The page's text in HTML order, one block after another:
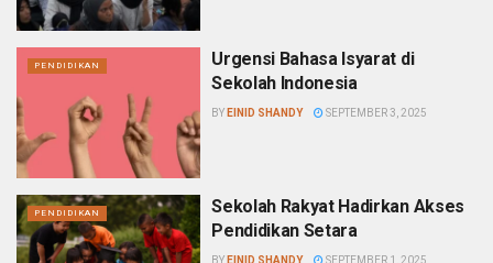
PENDIDIKAN
Urgensi Bahasa Isyarat di
Sekolah Indonesia
BY EINID SHANDY SEPTEMBER 3, 2025
PENDIDIKAN
Sekolah Rakyat Hadirkan Akses
Pendidikan Setara
BY EINID SHANDY SEPTEMBER 1, 2025